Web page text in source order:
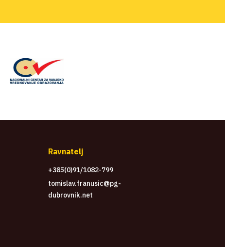
Ravnatelj
+385(0)91/1082-799
tomislav.franusic@pg-
dubrovnik.net